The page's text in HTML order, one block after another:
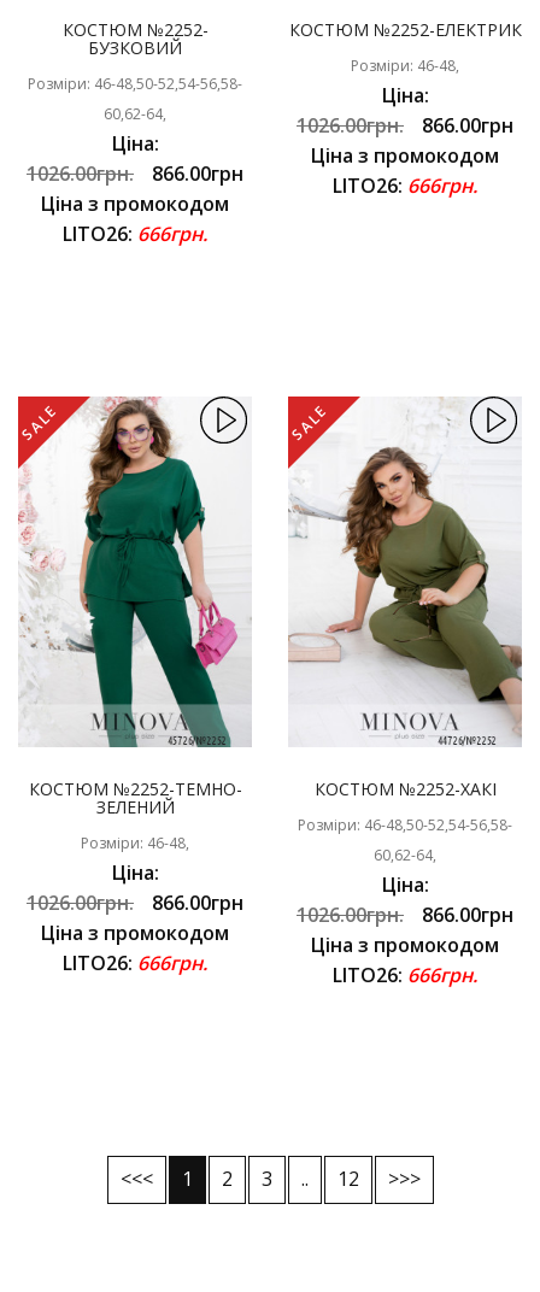
КОСТЮМ №2252-
БУЗКОВИЙ
Розміри: 46-48,50-52,54-56,58-
60,62-64,
Ціна:
1026.00грн.
866.00грн
Ціна з промокодом
LITO26: 666грн.
КОСТЮМ №2252-ЕЛЕКТРИК
Розміри: 46-48,
Ціна:
1026.00грн.
866.00грн
Ціна з промокодом
LITO26: 666грн.
SALE
КОСТЮМ №2252-ТЕМНО-
ЗЕЛЕНИЙ
Розміри: 46-48,
Ціна:
1026.00грн.
866.00грн
Ціна з промокодом
LITO26: 666грн.
SALE
КОСТЮМ №2252-ХАКІ
Розміри: 46-48,50-52,54-56,58-
60,62-64,
Ціна:
1026.00грн.
866.00грн
Ціна з промокодом
LITO26: 666грн.
<<< 1 2 3 .. 12 >>>